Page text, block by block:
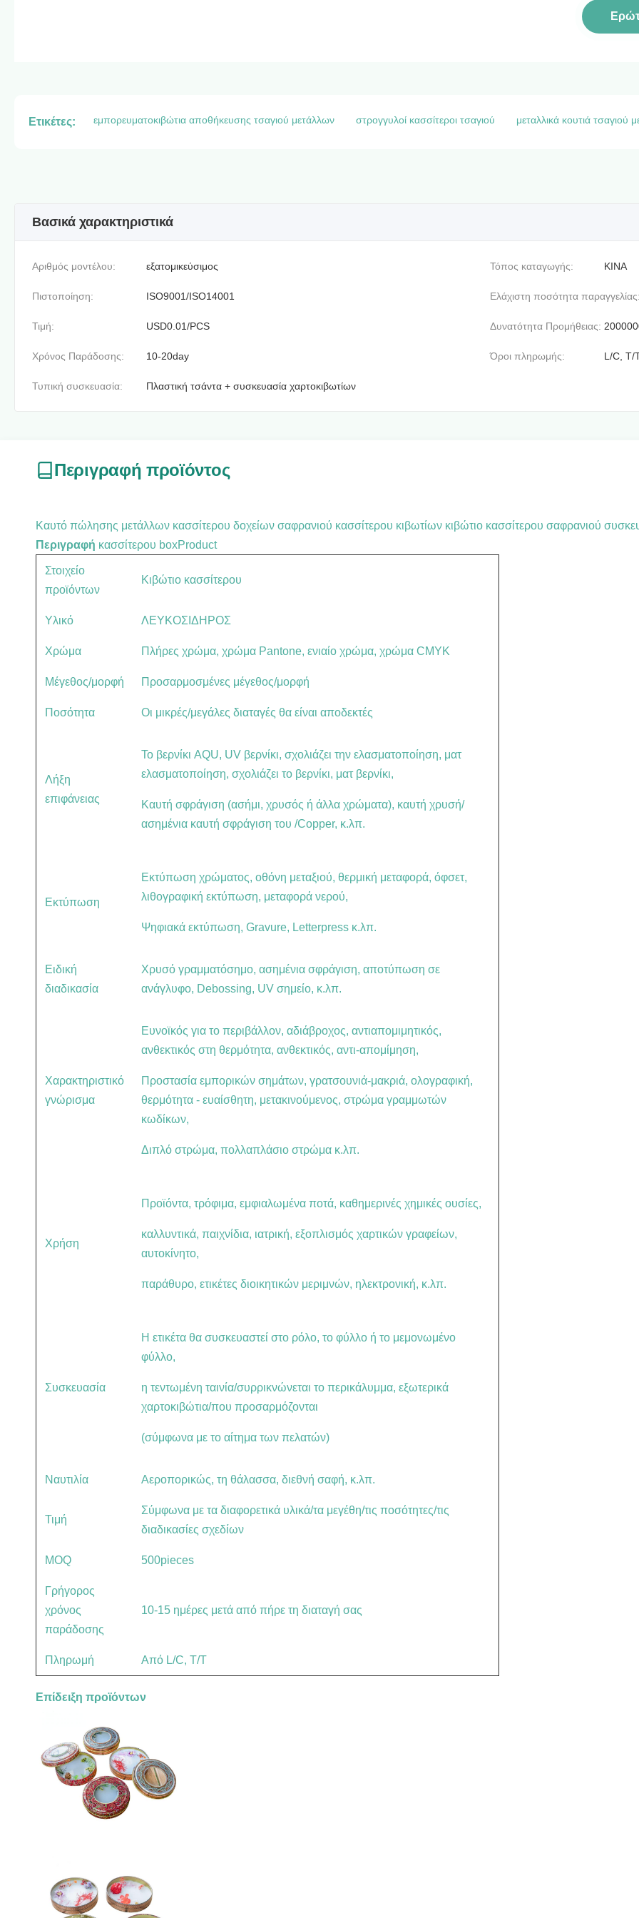
Ετικέτες: εμπορευματοκιβώτια αποθήκευσης τσαγιού μετάλλων στρογγυλοί κασσίτεροι τσαγιού μεταλλικά κουτιά τσαγιού
Βασικά χαρακτηριστικά
Αριθμός μοντέλου: εξατομικεύσιμος Τόπος καταγωγής: ΚΙΝΑ
Πιστοποίηση: ISO9001/ISO14001 Ελάχιστη ποσότητα παραγγελίας:
Τιμή: USD0.01/PCS Δυνατότητα Προμήθειας:
Χρόνος Παράδοσης: 10-20day Όροι πληρωμής: L/C, T/
Τυπική συσκευασία: Πλαστική τσάντα + συσκευασία χαρτοκιβωτίων
Περιγραφή προϊόντος
Καυτό πώλησης μετάλλων κασσίτερου δοχείων σαφρανιού κασσίτερου κιβωτίων κιβώτιο κασσίτερου σαφρανιού
Περιγραφή κασσίτερου boxProduct
Στοιχείο
προϊόντων
Κιβώτιο κασσίτερου
Υλικό ΛΕΥΚΟΣΙΔΗΡΟΣ
Χρώμα Πλήρες χρώμα, χρώμα Pantone, ενιαίο χρώμα, χρώμα CMYK
Μέγεθος/μορφή Προσαρμοσμένες μέγεθος/μορφή
Ποσότητα Οι μικρές/μεγάλες διαταγές θα είναι αποδεκτές
Λήξη
επιφάνειας
Το βερνίκι AQU, UV βερνίκι, σχολιάζει την ελασματοποίηση, ματ
ελασματοποίηση, σχολιάζει το βερνίκι, ματ βερνίκι,
Καυτή σφράγιση (ασήμι, χρυσός ή άλλα χρώματα), καυτή χρυσή/
ασημένια καυτή σφράγιση του /Copper, κ.λπ.
Εκτύπωση
Εκτύπωση χρώματος, οθόνη μεταξιού, θερμική μεταφορά, όφσετ,
λιθογραφική εκτύπωση, μεταφορά νερού,
Ψηφιακά εκτύπωση, Gravure, Letterpress κ.λπ.
Ειδική
διαδικασία
Χρυσό γραμματόσημο, ασημένια σφράγιση, αποτύπωση σε
ανάγλυφο, Debossing, UV σημείο, κ.λπ.
Χαρακτηριστικό
γνώρισμα
Ευνοϊκός για το περιβάλλον, αδιάβροχος, αντιαπομιμητικός,
ανθεκτικός στη θερμότητα, ανθεκτικός, αντι-απομίμηση,
Προστασία εμπορικών σημάτων, γρατσουνιά-μακριά, ολογραφική,
θερμότητα - ευαίσθητη, μετακινούμενος, στρώμα γραμμωτών
κωδίκων,
Διπλό στρώμα, πολλαπλάσιο στρώμα κ.λπ.
Χρήση
Προϊόντα, τρόφιμα, εμφιαλωμένα ποτά, καθημερινές χημικές ουσίες,
καλλυντικά, παιχνίδια, ιατρική, εξοπλισμός χαρτικών γραφείων,
αυτοκίνητο,
παράθυρο, ετικέτες διοικητικών μεριμνών, ηλεκτρονική, κ.λπ.
Συσκευασία
Η ετικέτα θα συσκευαστεί στο ρόλο, το φύλλο ή το μεμονωμένο
φύλλο,
η τεντωμένη ταινία/συρρικνώνεται το περικάλυμμα, εξωτερικά
χαρτοκιβώτια/που προσαρμόζονται
(σύμφωνα με το αίτημα των πελατών)
Ναυτιλία Αεροπορικώς, τη θάλασσα, διεθνή σαφή, κ.λπ.
Τιμή
Σύμφωνα με τα διαφορετικά υλικά/τα μεγέθη/τις ποσότητες/τις
διαδικασίες σχεδίων
MOQ 500pieces
Γρήγορος
χρόνος
παράδοσης
10-15 ημέρες μετά από πήρε τη διαταγή σας
Πληρωμή Από L/C, T/T
Επίδειξη προϊόντων